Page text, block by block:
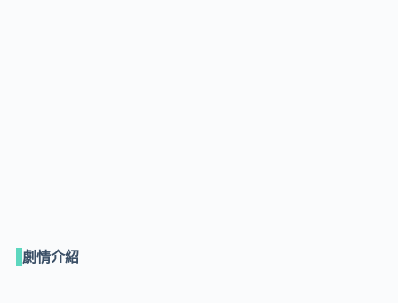
劇情介紹